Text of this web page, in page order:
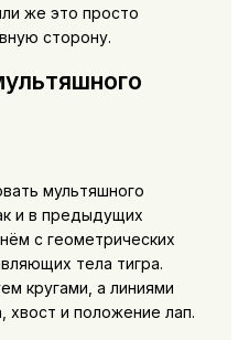
же это просто
сторону.
мультяшного
и в предыдущих
с геометрических
тела тигра.
кругами, а линиями
хвост и положение лап.